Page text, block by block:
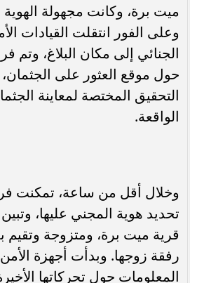
ميت برة، وكانت مجهولة الهوية
وعلى الفور انتقلت القيادات
الجنائي إلى مكان البلاغ،
حول موقع العثور على
التحقيق المختصة لمعاينة
الواقعة.
وخلال أقل من ساعة، تمكنت
تحديد هوية المجني عليها،
قرية ميت برة، ومتزوجة وتقيم
رفقة زوجها. وبدأت أجهزة
المعلومات حول تحركاتها